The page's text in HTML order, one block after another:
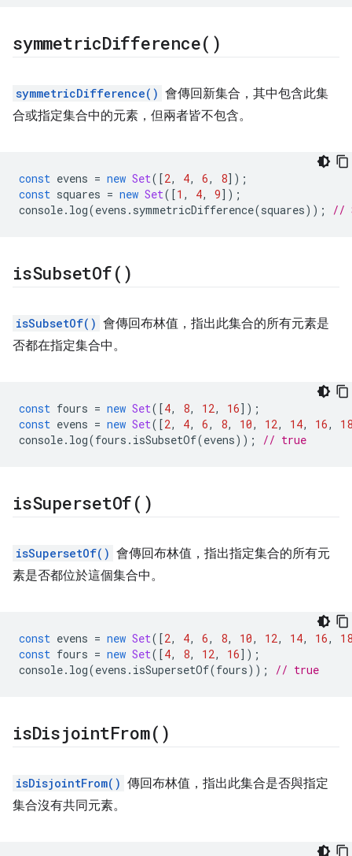
symmetricDifference( )
symmetricDifference() 會傳回新集合，其中包含此集
合或指定集合中的元素，但兩者皆不包含。
const evens = new Set([2, 4, 6, 8]);
const squares = new Set([1 , 4, 9]);
console. log(evens . symmetricDifference(squares)); //
isSubsetOf( )
isSubsetOf() 會傳回布林值，指出此集合的所有元素是
否都在指定集合中。
const fours = new Set([4, 8, 12, 16]);
const evens = new Set([2, 4, 6, 8, 10, 12, 14, 16,
18
console. log(fours . isSubsetOf(evens)); // true
isSupersetOf( )
isSupersetOf() 會傳回布林值，指出指定集合的所有元
素是否都位於這個集合中。
const evens = new Set([2, 4, 6, 8, 10, 12, 14, 16,
18
const fours = new Set([4, 8, 12, 16]);
console. log(evens . isSupersetOf(fours)); // true
isDisjointFrom( )
isDisjointFrom() 傳回布林值，指出此集合是否與指定
集合沒有共同元素。